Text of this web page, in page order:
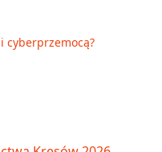
cyberprzemocą?